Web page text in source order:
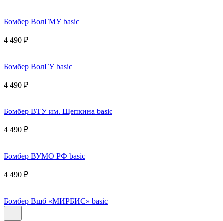
Бомбер ВолГМУ basic
4 490 ₽
Бомбер ВолГУ basic
4 490 ₽
Бомбер ВТУ им. Щепкина basic
4 490 ₽
Бомбер ВУМО РФ basic
4 490 ₽
Бомбер Вшб «МИРБИС» basic